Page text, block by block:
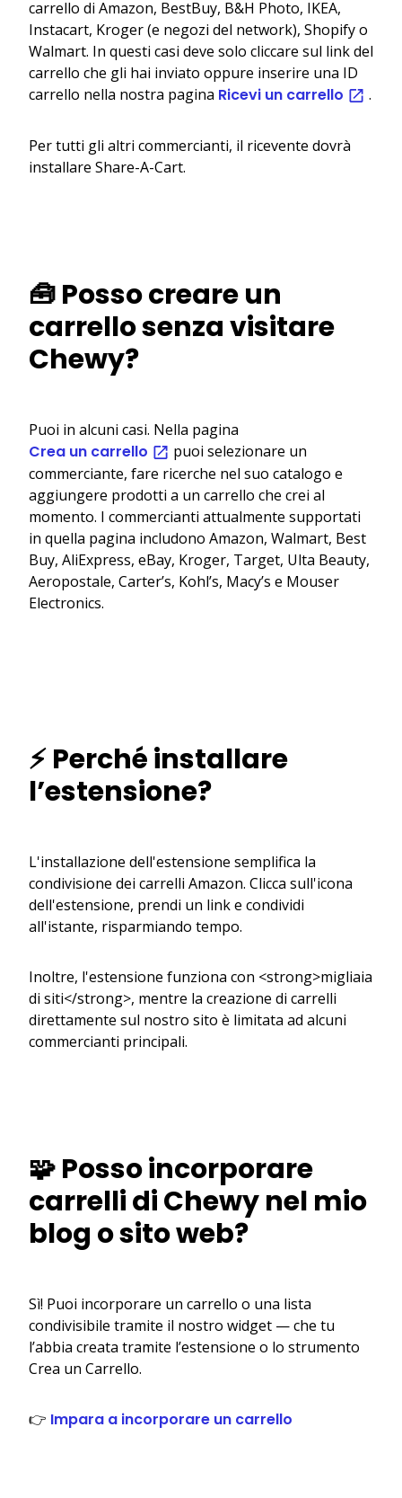
carrello di Amazon, BestBuy, B&H Photo, IKEA,
Instacart, Kroger (e negozi del network), Shopify o
Walmart. In questi casi deve solo cliccare sul link del
carrello che gli hai inviato oppure inserire una ID
carrello nella nostra pagina Ricevi un carrello .
Per tutti gli altri commercianti, il ricevente dovrà
installare Share-A-Cart.
🧰 Posso creare un
carrello senza visitare
Chewy?
Puoi in alcuni casi. Nella pagina
Crea un carrello
puoi selezionare un
commerciante, fare ricerche nel suo catalogo e
aggiungere prodotti a un carrello che crei al
momento. I commercianti attualmente supportati
in quella pagina includono Amazon, Walmart, Best
Buy, AliExpress, eBay, Kroger, Target, Ulta Beauty,
Aeropostale, Carter’s, Kohl’s, Macy’s e Mouser
Electronics.
⚡ Perché installare
l’estensione?
L'installazione dell'estensione semplifica la
condivisione dei carrelli Amazon. Clicca sull'icona
dell'estensione, prendi un link e condividi
all'istante, risparmiando tempo.
Inoltre, l'estensione funziona con <strong>migliaia
di siti</strong>, mentre la creazione di carrelli
direttamente sul nostro sito è limitata ad alcuni
commercianti principali.
🧩 Posso incorporare
carrelli di Chewy nel mio
blog o sito web?
Sì! Puoi incorporare un carrello o una lista
condivisibile tramite il nostro widget — che tu
l’abbia creata tramite l’estensione o lo strumento
Crea un Carrello.
👉 Impara a incorporare un carrello